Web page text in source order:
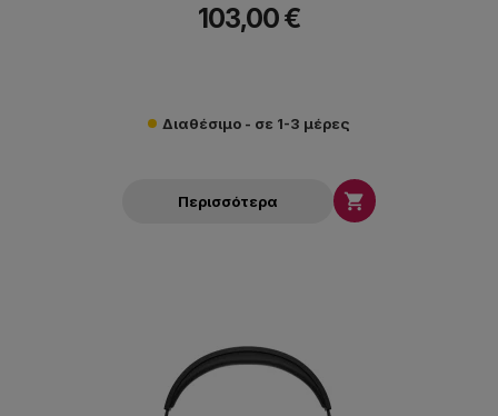
103,00 €
Διαθέσιμο - σε 1-3 μέρες
Περισσότερα 